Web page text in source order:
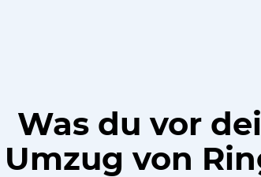
Was du vor
Umzug von